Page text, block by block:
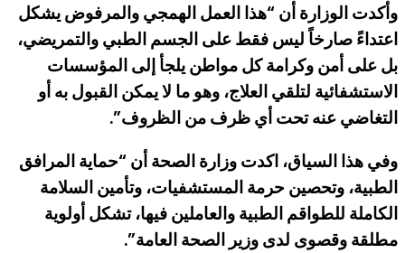
وأكدت الوزارة أن “هذا العمل الهمجي والمرفوض يشكل
اعتداءً صارخاً ليس فقط على الجسم الطبي والتمريضي،
بل على أمن وكرامة كل مواطن يلجأ إلى المؤسسات
الاستشفائية لتلقي العلاج، وهو ما لا يمكن القبول به أو
التغاضي عنه تحت أي ظرف من الظروف”.
وفي هذا السياق، اكدت وزارة الصحة أن “حماية المرافق
الطبية، وتحصين حرمة المستشفيات، وتأمين السلامة
الكاملة للطواقم الطبية والعاملين فيها، تشكل أولوية
مطلقة وقصوى لدى وزير الصحة العامة”.